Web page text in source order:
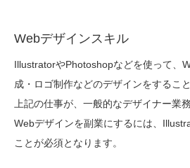
Webデザインスキル
IllustratorやPhotoshopなどを使って、
成・ロゴ制作などのデザインをするこ
上記の仕事が、一般的なデザイナー業
Webデザインを副業にするには、
ことが必須となります。